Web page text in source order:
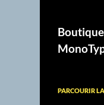
Boutique
PARCOURIR